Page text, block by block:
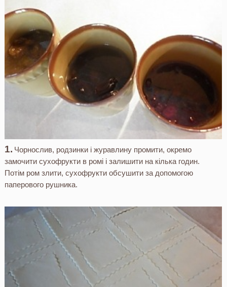
Чорнослив, родзинки і журавлину промити, окремо
замочити сухофрукти в ромі і залишити на кілька годин.
Потім ром злити, сухофрукти обсушити за допомогою
паперового рушника.